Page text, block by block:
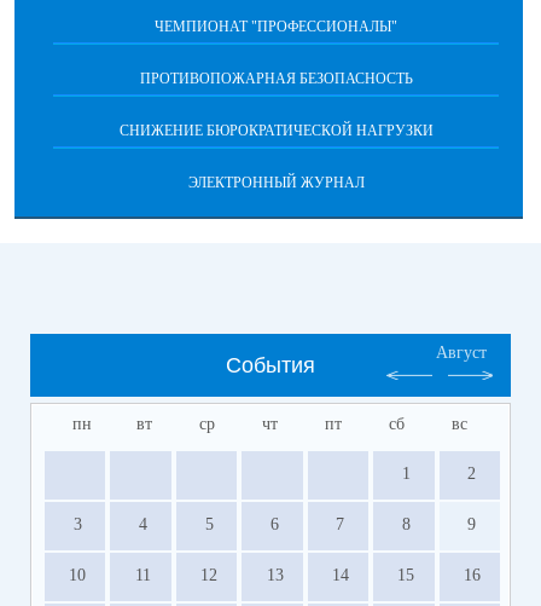
ЧЕМПИОНАТ "ПРОФЕССИОНАЛЫ"
ПРОТИВОПОЖАРНАЯ БЕЗОПАСНОСТЬ
СНИЖЕНИЕ БЮРОКРАТИЧЕСКОЙ НАГРУЗКИ
ЭЛЕКТРОННЫЙ ЖУРНАЛ
События
Август
пн вт ср чт пт сб вс
1 2
3 4 5 6 7 8 9
10 11 12 13 14 15 16